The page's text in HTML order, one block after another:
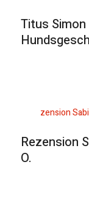
Titus Simon
Rezension
O.